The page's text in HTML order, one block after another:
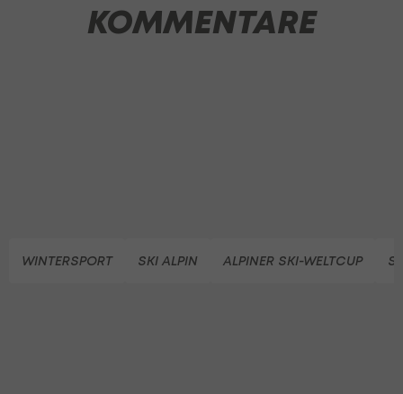
KOMMENTARE
WINTERSPORT SKI ALPIN ALPINER SKI-WELTCUP